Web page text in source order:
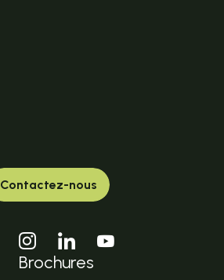
Contactez-nous
Brochures